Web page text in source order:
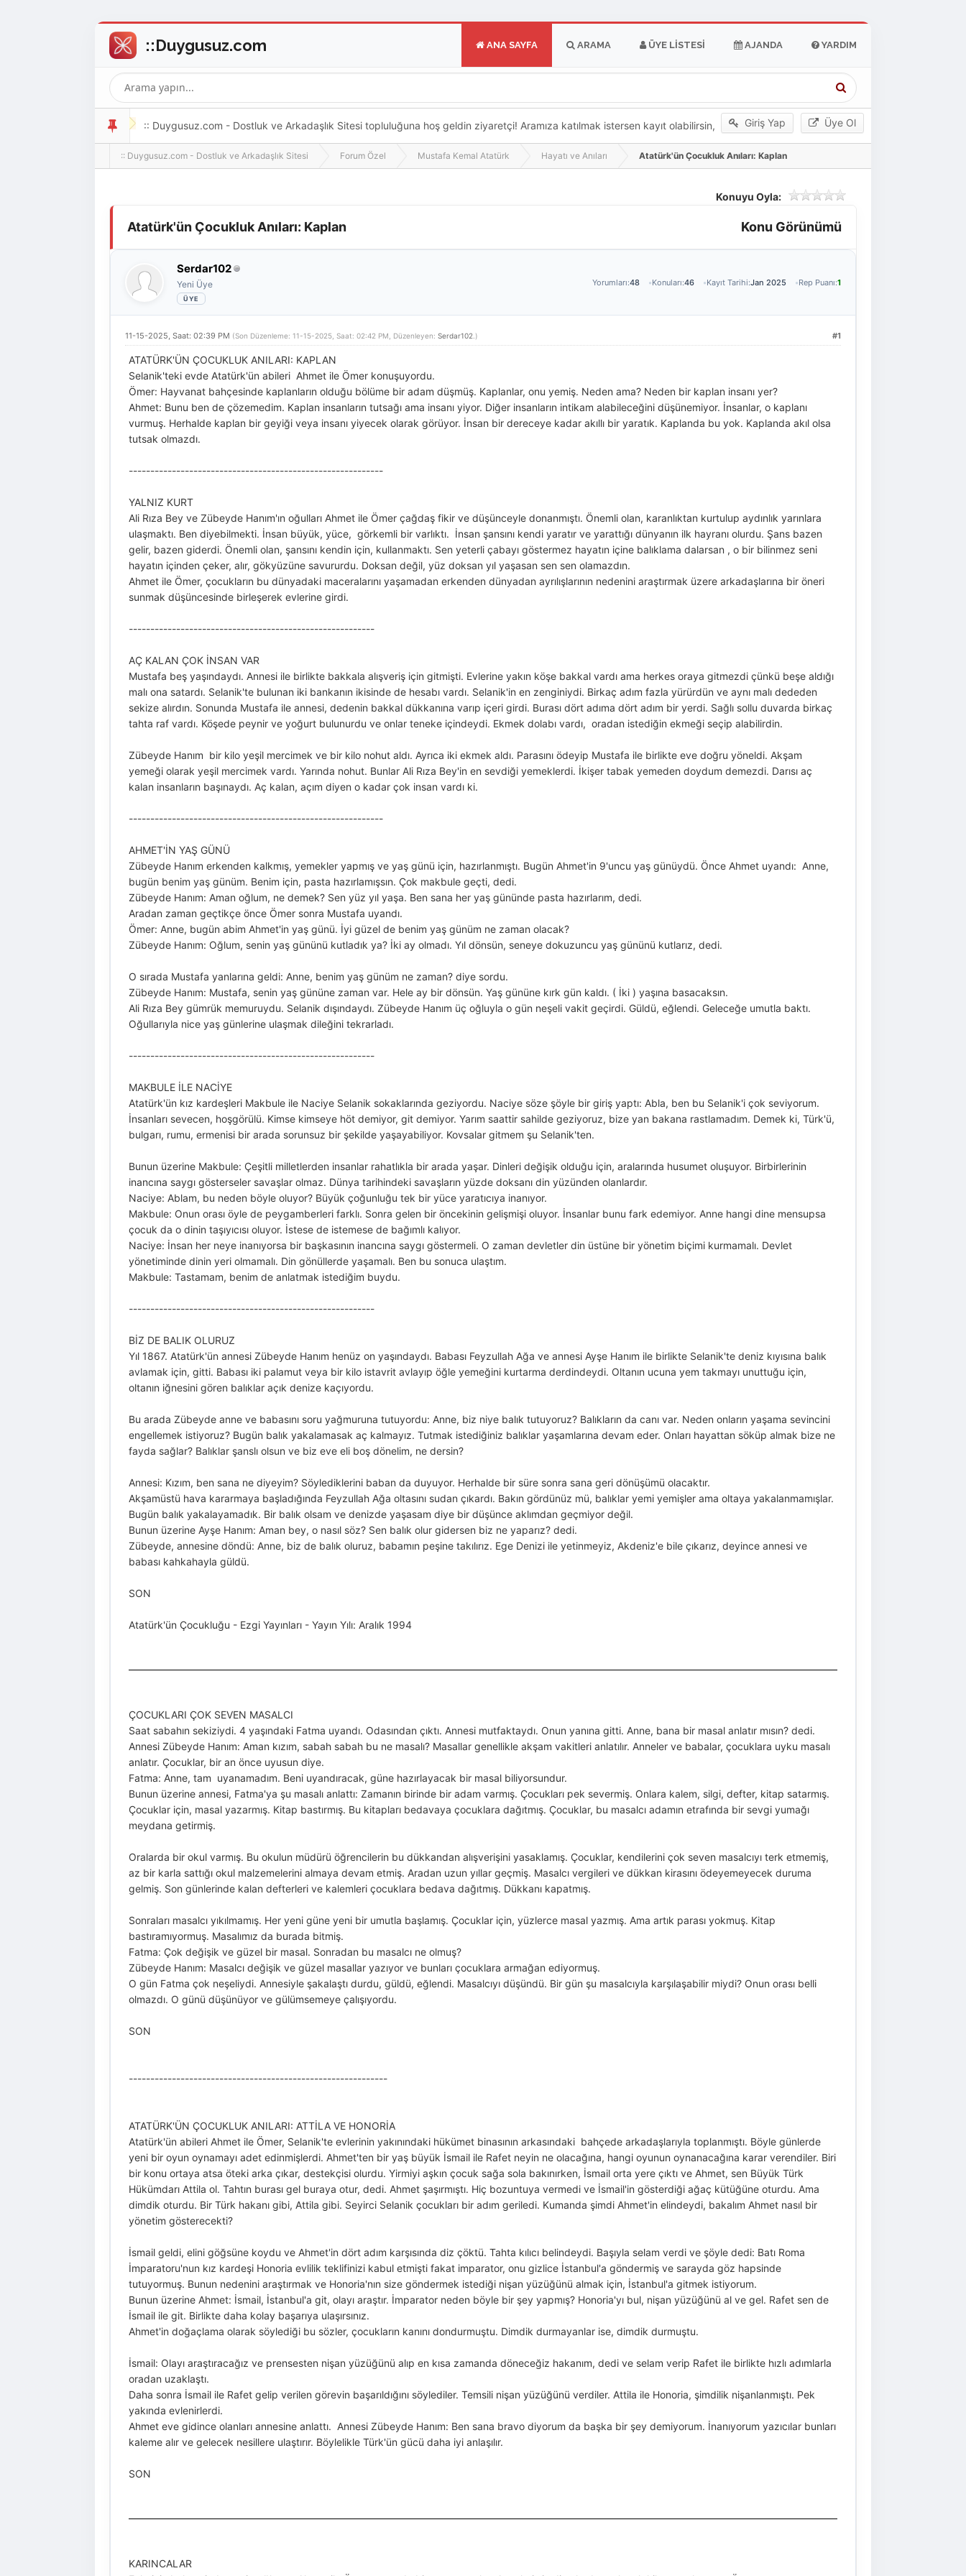
ANA SAYFA ARAMA ÜYE LISTESI AJANDA YARDIM
Giriş Yap Üye Ol
:: Duygusuz.com - Dostluk ve Arkadaşlık Sitesi topluluğuna hoş geldin ziyaretçi! Aramıza katılmak istersen kayıt olabilirsin,
oldukça kolay ve zahmetsizdir.
:: Duygusuz.com - Dostluk ve Arkadaşlık Sitesi Forum Özel Mustafa Kemal Atatürk Hayatı ve Anıları Atatürk'ün Çocukluk Anıları: Kaplan
Konuyu Oyla:
Konu Görünümü
Atatürk'ün Çocukluk Anıları: Kaplan
Serdar102
Yeni Üye Yorumları:48 Konuları:46 Kayıt Tarihi:Jan 2025 Rep Puanı:1
#1
11-15-2025, Saat: 02:39 PM (Son Düzenleme: 11-15-2025, Saat: 02:42 PM, Düzenleyen: Serdar102 .)
ATATÜRK'ÜN ÇOCUKLUK ANILARI: KAPLAN
Selanik'teki evde Atatürk'ün abileri Ahmet ile Ömer konuşuyordu.
Ömer: Hayvanat bahçesinde kaplanların olduğu bölüme bir adam düşmüş. Kaplanlar, onu yemiş. Neden ama? Neden bir kaplan insanı yer?
Ahmet: Bunu ben de çözemedim. Kaplan insanların tutsağı ama insanı yiyor. Diğer insanların intikam alabileceğini düşünemiyor. İnsanlar, o kaplanı
vurmuş. Herhalde kaplan bir geyiği veya insanı yiyecek olarak görüyor. İnsan bir dereceye kadar akıllı bir yaratık. Kaplanda bu yok. Kaplanda akıl olsa
tutsak olmazdı.
-----------------------------------------------------------
YALNIZ KURT
Ali Rıza Bey ve Zübeyde Hanım'ın oğulları Ahmet ile Ömer çağdaş fikir ve düşünceyle donanmıştı. Önemli olan, karanlıktan kurtulup aydınlık yarınlara
ulaşmaktı. Ben diyebilmekti. İnsan büyük, yüce, görkemli bir varlıktı. İnsan şansını kendi yaratır ve yarattığı dünyanın ilk hayranı olurdu. Şans bazen
gelir, bazen giderdi. Önemli olan, şansını kendin için, kullanmaktı. Sen yeterli çabayı göstermez hayatın içine balıklama dalarsan , o bir bilinmez seni
hayatın içinden çeker, alır, gökyüzüne savururdu. Doksan değil, yüz doksan yıl yaşasan sen sen olamazdın.
Ahmet ile Ömer, çocukların bu dünyadaki maceralarını yaşamadan erkenden dünyadan ayrılışlarının nedenini araştırmak üzere arkadaşlarına bir öneri
sunmak düşüncesinde birleşerek evlerine girdi.
---------------------------------------------------------
AÇ KALAN ÇOK İNSAN VAR
Mustafa beş yaşındaydı. Annesi ile birlikte bakkala alışveriş için gitmişti. Evlerine yakın köşe bakkal vardı ama herkes oraya gitmezdi çünkü beşe aldığı
malı ona satardı. Selanik'te bulunan iki bankanın ikisinde de hesabı vardı. Selanik'in en zenginiydi. Birkaç adım fazla yürürdün ve aynı malı dededen
sekize alırdın. Sonunda Mustafa ile annesi, dedenin bakkal dükkanına varıp içeri girdi. Burası dört adıma dört adım bir yerdi. Sağlı sollu duvarda birkaç
tahta raf vardı. Köşede peynir ve yoğurt bulunurdu ve onlar teneke içindeydi. Ekmek dolabı vardı, oradan istediğin ekmeği seçip alabilirdin.
Zübeyde Hanım bir kilo yeşil mercimek ve bir kilo nohut aldı. Ayrıca iki ekmek aldı. Parasını ödeyip Mustafa ile birlikte eve doğru yöneldi. Akşam
yemeği olarak yeşil mercimek vardı. Yarında nohut. Bunlar Ali Rıza Bey'in en sevdiği yemeklerdi. İkişer tabak yemeden doydum demezdi. Darısı aç
kalan insanların başınaydı. Aç kalan, açım diyen o kadar çok insan vardı ki.
-----------------------------------------------------------
AHMET'İN YAŞ GÜNÜ
Zübeyde Hanım erkenden kalkmış, yemekler yapmış ve yaş günü için, hazırlanmıştı. Bugün Ahmet'in 9'uncu yaş günüydü. Önce Ahmet uyandı: Anne,
bugün benim yaş günüm. Benim için, pasta hazırlamışsın. Çok makbule geçti, dedi.
Zübeyde Hanım: Aman oğlum, ne demek? Sen yüz yıl yaşa. Ben sana her yaş gününde pasta hazırlarım, dedi.
Aradan zaman geçtikçe önce Ömer sonra Mustafa uyandı.
Ömer: Anne, bugün abim Ahmet'in yaş günü. İyi güzel de benim yaş günüm ne zaman olacak?
Zübeyde Hanım: Oğlum, senin yaş gününü kutladık ya? İki ay olmadı. Yıl dönsün, seneye dokuzuncu yaş gününü kutlarız, dedi.
O sırada Mustafa yanlarına geldi: Anne, benim yaş günüm ne zaman? diye sordu.
Zübeyde Hanım: Mustafa, senin yaş gününe zaman var. Hele ay bir dönsün. Yaş gününe kırk gün kaldı. ( İki ) yaşına basacaksın.
Ali Rıza Bey gümrük memuruydu. Selanik dışındaydı. Zübeyde Hanım üç oğluyla o gün neşeli vakit geçirdi. Güldü, eğlendi. Geleceğe umutla baktı.
Oğullarıyla nice yaş günlerine ulaşmak dileğini tekrarladı.
---------------------------------------------------------
MAKBULE İLE NACİYE
Atatürk'ün kız kardeşleri Makbule ile Naciye Selanik sokaklarında geziyordu. Naciye söze şöyle bir giriş yaptı: Abla, ben bu Selanik'i çok seviyorum.
İnsanları sevecen, hoşgörülü. Kimse kimseye höt demiyor, git demiyor. Yarım saattir sahilde geziyoruz, bize yan bakana rastlamadım. Demek ki, Türk'ü,
bulgarı, rumu, ermenisi bir arada sorunsuz bir şekilde yaşayabiliyor. Kovsalar gitmem şu Selanik'ten.
Bunun üzerine Makbule: Çeşitli milletlerden insanlar rahatlıkla bir arada yaşar. Dinleri değişik olduğu için, aralarında husumet oluşuyor. Birbirlerinin
inancına saygı gösterseler savaşlar olmaz. Dünya tarihindeki savaşların yüzde doksanı din yüzünden olanlardır.
Naciye: Ablam, bu neden böyle oluyor? Büyük çoğunluğu tek bir yüce yaratıcıya inanıyor.
Makbule: Onun orası öyle de peygamberleri farklı. Sonra gelen bir öncekinin gelişmişi oluyor. İnsanlar bunu fark edemiyor. Anne hangi dine mensupsa
çocuk da o dinin taşıyıcısı oluyor. İstese de istemese de bağımlı kalıyor.
Naciye: İnsan her neye inanıyorsa bir başkasının inancına saygı göstermeli. O zaman devletler din üstüne bir yönetim biçimi kurmamalı. Devlet
yönetiminde dinin yeri olmamalı. Din gönüllerde yaşamalı. Ben bu sonuca ulaştım.
Makbule: Tastamam, benim de anlatmak istediğim buydu.
---------------------------------------------------------
BİZ DE BALIK OLURUZ
Yıl 1867. Atatürk'ün annesi Zübeyde Hanım henüz on yaşındaydı. Babası Feyzullah Ağa ve annesi Ayşe Hanım ile birlikte Selanik'te deniz kıyısına balık
avlamak için, gitti. Babası iki palamut veya bir kilo istavrit avlayıp öğle yemeğini kurtarma derdindeydi. Oltanın ucuna yem takmayı unuttuğu için,
oltanın iğnesini gören balıklar açık denize kaçıyordu.
Bu arada Zübeyde anne ve babasını soru yağmuruna tutuyordu: Anne, biz niye balık tutuyoruz? Balıkların da canı var. Neden onların yaşama sevincini
engellemek istiyoruz? Bugün balık yakalamasak aç kalmayız. Tutmak istediğiniz balıklar yaşamlarına devam eder. Onları hayattan söküp almak bize ne
fayda sağlar? Balıklar şanslı olsun ve biz eve eli boş dönelim, ne dersin?
Annesi: Kızım, ben sana ne diyeyim? Söylediklerini baban da duyuyor. Herhalde bir süre sonra sana geri dönüşümü olacaktır.
Akşamüstü hava kararmaya başladığında Feyzullah Ağa oltasını sudan çıkardı. Bakın gördünüz mü, balıklar yemi yemişler ama oltaya yakalanmamışlar.
Bugün balık yakalayamadık. Bir balık olsam ve denizde yaşasam diye bir düşünce aklımdan geçmiyor değil.
Bunun üzerine Ayşe Hanım: Aman bey, o nasıl söz? Sen balık olur gidersen biz ne yaparız? dedi.
Zübeyde, annesine döndü: Anne, biz de balık oluruz, babamın peşine takılırız. Ege Denizi ile yetinmeyiz, Akdeniz'e bile çıkarız, deyince annesi ve
babası kahkahayla güldü.
SON
Atatürk'ün Çocukluğu - Ezgi Yayınları - Yayın Yılı: Aralık 1994
ÇOCUKLARI ÇOK SEVEN MASALCI
Saat sabahın sekiziydi. 4 yaşındaki Fatma uyandı. Odasından çıktı. Annesi mutfaktaydı. Onun yanına gitti. Anne, bana bir masal anlatır mısın? dedi.
Annesi Zübeyde Hanım: Aman kızım, sabah sabah bu ne masalı? Masallar genellikle akşam vakitleri anlatılır. Anneler ve babalar, çocuklara uyku masalı
anlatır. Çocuklar, bir an önce uyusun diye.
Fatma: Anne, tam uyanamadım. Beni uyandıracak, güne hazırlayacak bir masal biliyorsundur.
Bunun üzerine annesi, Fatma'ya şu masalı anlattı: Zamanın birinde bir adam varmış. Çocukları pek severmiş. Onlara kalem, silgi, defter, kitap satarmış.
Çocuklar için, masal yazarmış. Kitap bastırmış. Bu kitapları bedavaya çocuklara dağıtmış. Çocuklar, bu masalcı adamın etrafında bir sevgi yumağı
meydana getirmiş.
Oralarda bir okul varmış. Bu okulun müdürü öğrencilerin bu dükkandan alışverişini yasaklamış. Çocuklar, kendilerini çok seven masalcıyı terk etmemiş,
az bir karla sattığı okul malzemelerini almaya devam etmiş. Aradan uzun yıllar geçmiş. Masalcı vergileri ve dükkan kirasını ödeyemeyecek duruma
gelmiş. Son günlerinde kalan defterleri ve kalemleri çocuklara bedava dağıtmış. Dükkanı kapatmış.
Sonraları masalcı yıkılmamış. Her yeni güne yeni bir umutla başlamış. Çocuklar için, yüzlerce masal yazmış. Ama artık parası yokmuş. Kitap
bastıramıyormuş. Masalımız da burada bitmiş.
Fatma: Çok değişik ve güzel bir masal. Sonradan bu masalcı ne olmuş?
Zübeyde Hanım: Masalcı değişik ve güzel masallar yazıyor ve bunları çocuklara armağan ediyormuş.
O gün Fatma çok neşeliydi. Annesiyle şakalaştı durdu, güldü, eğlendi. Masalcıyı düşündü. Bir gün şu masalcıyla karşılaşabilir miydi? Onun orası belli
olmazdı. O günü düşünüyor ve gülümsemeye çalışıyordu.
SON
------------------------------------------------------------
ATATÜRK'ÜN ÇOCUKLUK ANILARI: ATTİLA VE HONORİA
Atatürk'ün abileri Ahmet ile Ömer, Selanik'te evlerinin yakınındaki hükümet binasının arkasındaki bahçede arkadaşlarıyla toplanmıştı. Böyle günlerde
yeni bir oyun oynamayı adet edinmişlerdi. Ahmet'ten bir yaş büyük İsmail ile Rafet neyin ne olacağına, hangi oyunun oynanacağına karar verendiler. Biri
bir konu ortaya atsa öteki arka çıkar, destekçisi olurdu. Yirmiyi aşkın çocuk sağa sola bakınırken, İsmail orta yere çıktı ve Ahmet, sen Büyük Türk
Hükümdarı Attila ol. Tahtın burası gel buraya otur, dedi. Ahmet şaşırmıştı. Hiç bozuntuya vermedi ve İsmail'in gösterdiği ağaç kütüğüne oturdu. Ama
dimdik oturdu. Bir Türk hakanı gibi, Attila gibi. Seyirci Selanik çocukları bir adım geriledi. Kumanda şimdi Ahmet'in elindeydi, bakalım Ahmet nasıl bir
yönetim gösterecekti?
İsmail geldi, elini göğsüne koydu ve Ahmet'in dört adım karşısında diz çöktü. Tahta kılıcı belindeydi. Başıyla selam verdi ve şöyle dedi: Batı Roma
İmparatoru'nun kız kardeşi Honoria evlilik teklifinizi kabul etmişti fakat imparator, onu gizlice İstanbul'a göndermiş ve sarayda göz hapsinde
tutuyormuş. Bunun nedenini araştırmak ve Honoria'nın size göndermek istediği nişan yüzüğünü almak için, İstanbul'a gitmek istiyorum.
Bunun üzerine Ahmet: İsmail, İstanbul'a git, olayı araştır. İmparator neden böyle bir şey yapmış? Honoria'yı bul, nişan yüzüğünü al ve gel. Rafet sen de
İsmail ile git. Birlikte daha kolay başarıya ulaşırsınız.
Ahmet'in doğaçlama olarak söylediği bu sözler, çocukların kanını dondurmuştu. Dimdik durmayanlar ise, dimdik durmuştu.
İsmail: Olayı araştıracağız ve prensesten nişan yüzüğünü alıp en kısa zamanda döneceğiz hakanım, dedi ve selam verip Rafet ile birlikte hızlı adımlarla
oradan uzaklaştı.
Daha sonra İsmail ile Rafet gelip verilen görevin başarıldığını söylediler. Temsili nişan yüzüğünü verdiler. Attila ile Honoria, şimdilik nişanlanmıştı. Pek
yakında evlenirlerdi.
Ahmet eve gidince olanları annesine anlattı. Annesi Zübeyde Hanım: Ben sana bravo diyorum da başka bir şey demiyorum. İnanıyorum yazıcılar bunları
kaleme alır ve gelecek nesillere ulaştırır. Böylelikle Türk'ün gücü daha iyi anlaşılır.
SON
KARINCALAR